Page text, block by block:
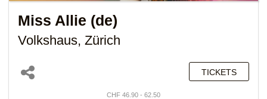
Miss Allie (de)
Volkshaus, Zürich
TICKETS
CHF 46.90 - 62.50